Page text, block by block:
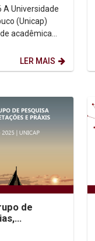
(25)
(Unicap)
acadêmica
e...LER MAIS
de